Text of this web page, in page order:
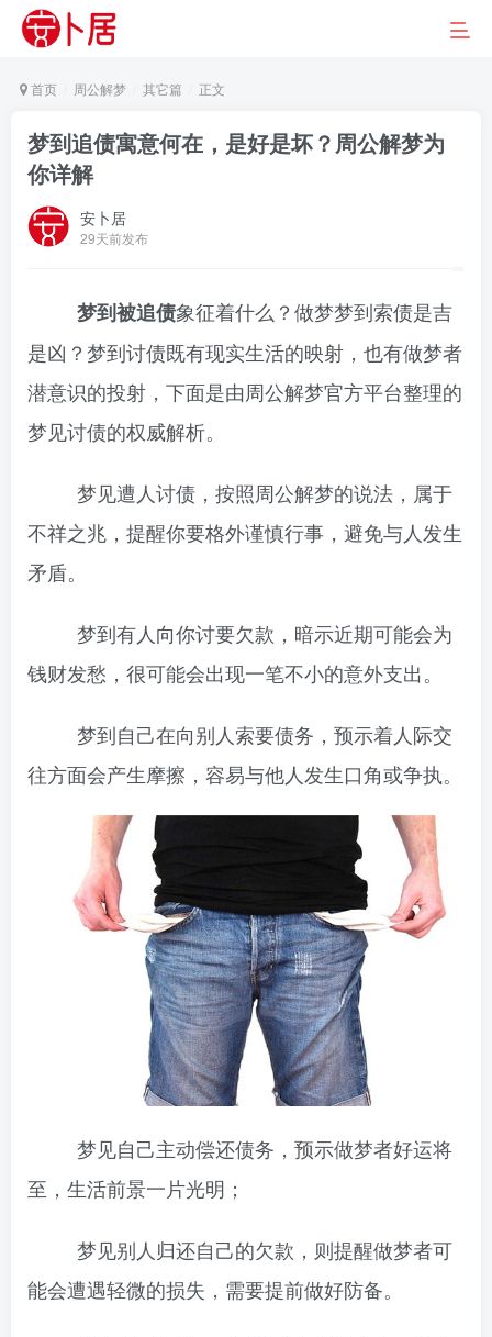
首页 周公解梦 其它篇 正文
梦到追债寓意何在，是好是坏？周公解梦为
你详解
安卜居
29天前发布
梦到被追债象征着什么？做梦梦到索债是吉
是凶？梦到讨债既有现实生活的映射，也有做梦者
潜意识的投射，下面是由周公解梦官方平台整理的
梦见讨债的权威解析。
梦见遭人讨债，按照周公解梦的说法，属于
不祥之兆，提醒你要格外谨慎行事，避免与人发生
矛盾。
梦到有人向你讨要欠款，暗示近期可能会为
钱财发愁，很可能会出现一笔不小的意外支出。
梦到自己在向别人索要债务，预示着人际交
往方面会产生摩擦，容易与他人发生口角或争执。
梦见自己主动偿还债务，预示做梦者好运将
至，生活前景一片光明；
梦见别人归还自己的欠款，则提醒做梦者可
能会遭遇轻微的损失，需要提前做好防备。